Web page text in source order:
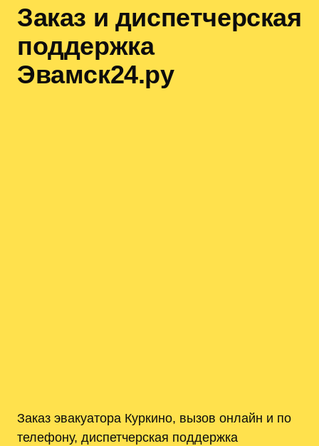
Заказ и диспетчерская
поддержка
Эвамск24.ру
Заказ эвакуатора Куркино, вызов онлайн и по
телефону, диспетчерская поддержка